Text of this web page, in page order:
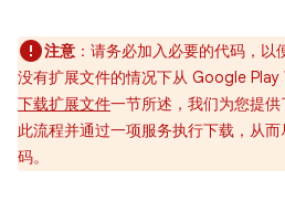
注意 ：请务必加入必要的代码，
没有扩展文件的情况下从 Google
下载扩展文件一节所述，我们为您提
此流程并通过一项服务执行下载，从
码。